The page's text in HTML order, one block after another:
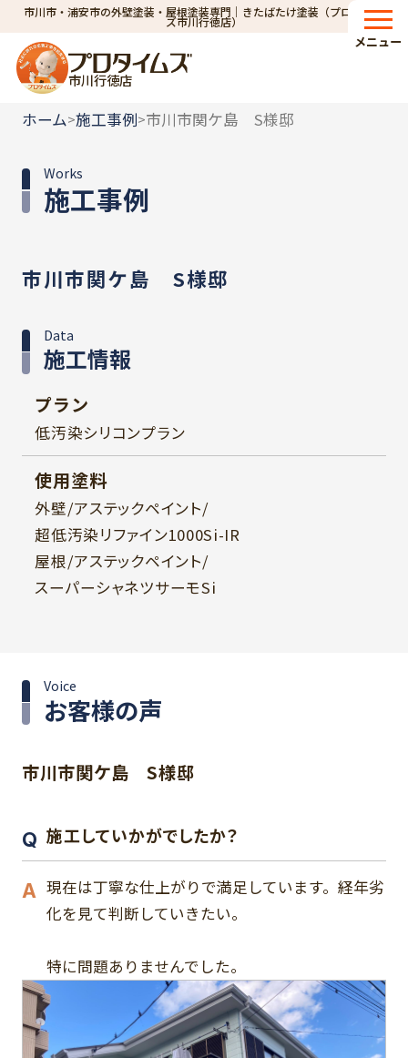
市川市・浦安市の外壁塗装・屋根塗装専門｜きたばたけ塗装（プロタイム
ズ市川行徳店）
市川行徳店
メニュー
ホーム>施工事例>市川市関ケ島 S様邸
施工事例
Works
市川市関ケ島 S様邸
施工情報
Data
プラン
低汚染シリコンプラン
使用塗料
外壁/アステックペイント/
超低汚染リファイン1000Si-IR
屋根/アステックペイント/
スーパーシャネツサーモSi
お客様の声
Voice
市川市関ケ島 S様邸
施工していかがでしたか？
現在は丁寧な仕上がりで満足しています。経年劣
化を見て判断していきたい。
特に問題ありませんでした。